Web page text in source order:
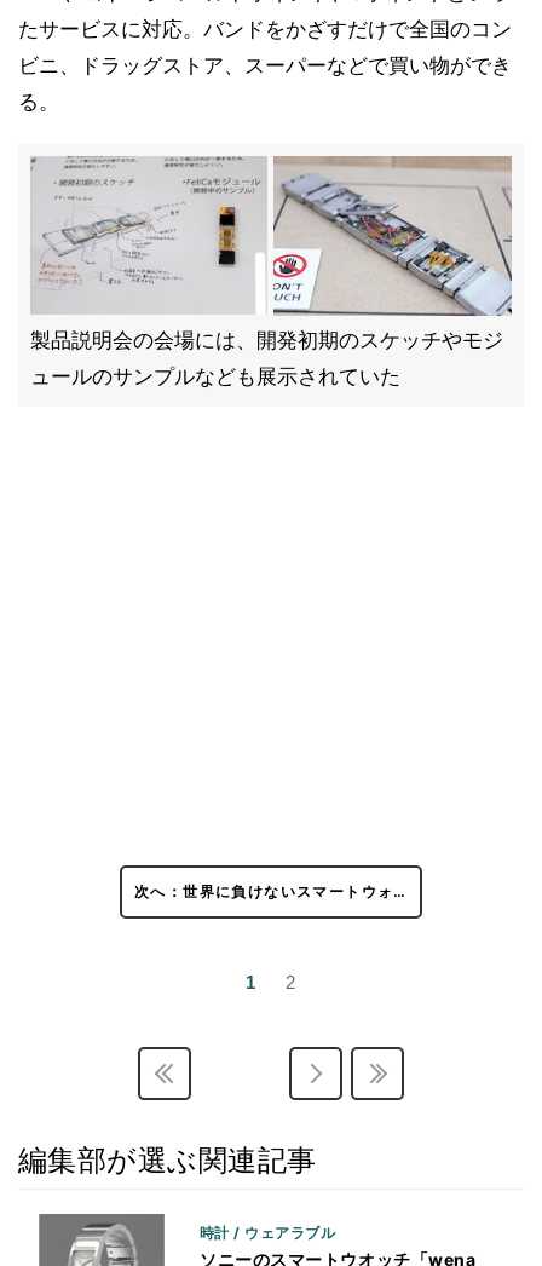
たサービスに対応。バンドをかざすだけで全国のコン
ビニ、ドラッグストア、スーパーなどで買い物ができ
る。
製品説明会の会場には、開発初期のスケッチやモジ
ュールのサンプルなども展示されていた
次へ：世界に負けないスマートウォ…
1 2
編集部が選ぶ関連記事
時計 / ウェアラブル
ソニーのスマートウオッチ「wena